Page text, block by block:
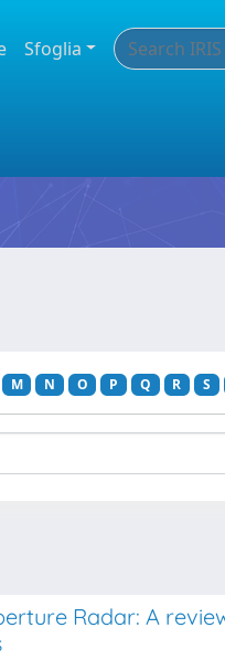
Sfoglia
M N O P Q R S
Radar: A